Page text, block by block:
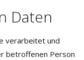
Daten
verarbeitet und
betroffenen Person